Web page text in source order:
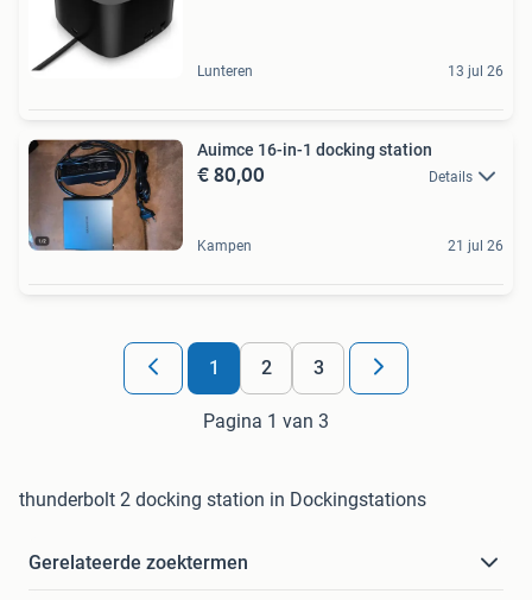
Lunteren 13 jul 26
Auimce 16-in-1 docking station
€ 80,00 Details
Kampen 21 jul 26
1 2 3
Pagina 1 van 3
thunderbolt 2 docking station in Dockingstations
Gerelateerde zoektermen